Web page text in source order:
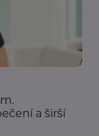
a širší